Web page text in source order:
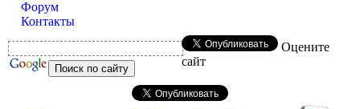
Форум
Контакты
Оцените
сайт